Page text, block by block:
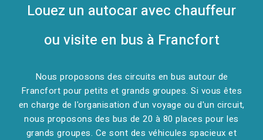
Louez un autocar avec chauffeur
ou visite en bus à Francfort
Nous proposons des circuits en bus autour de
Francfort pour petits et grands groupes. Si vous êtes
en charge de l'organisation d'un voyage ou d'un circuit,
nous proposons des bus de 20 à 80 places pour les
grands groupes. Ce sont des véhicules spacieux et